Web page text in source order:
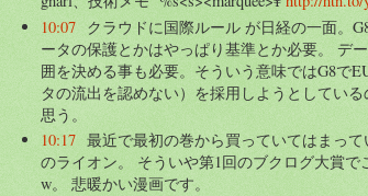
10:07 クラウドに国際ルール が日経の一面。
ータの保護とかはやっぱり基準とか必要。 デ
囲を決める事も必要。そういう意味ではG8で
タの流出を認めない）を採用しようとしてい
思う。
10:17 最近で最初の巻から買っていてはまっ
のライオン。 そういや第1回のブクログ大賞で
w。 悲暖かい漫画です。